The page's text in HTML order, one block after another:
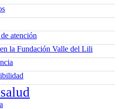
atención
la Fundación Valle del Lili